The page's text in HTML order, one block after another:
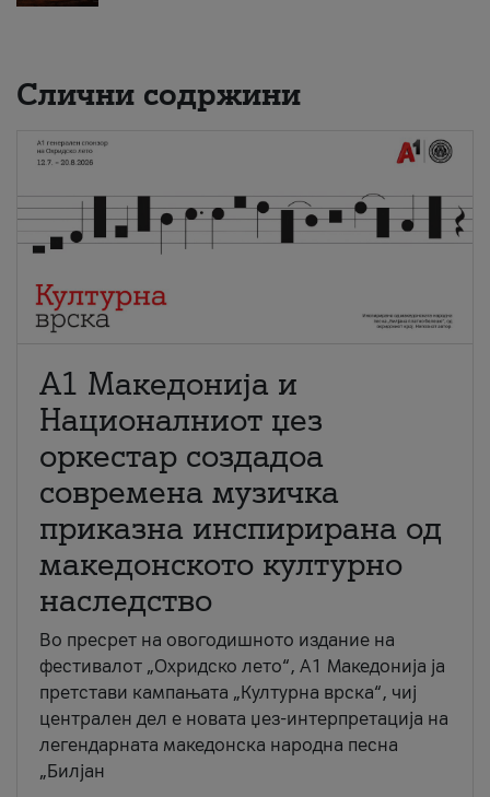
Слични содржини
А1 Македонија и
Националниот џез
оркестар создадоа
современа музичка
приказна инспирирана од
македонското културно
наследство
Во пресрет на овогодишното издание на
фестивалот „Охридско лето“, А1 Македонија ја
претстави кампањата „Културна врска“, чиј
централен дел е новата џез-интерпретација на
легендарната македонска народна песна
„Билјан